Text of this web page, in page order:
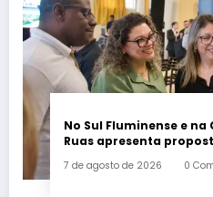
No Sul Fluminense e
Ruas apresenta
7 de agosto de 2026 0